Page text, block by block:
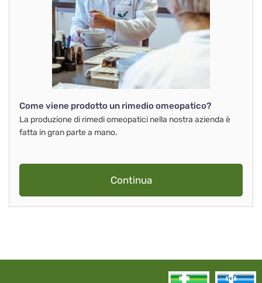
Come viene prodotto un rimedio omeopatico?
La produzione di rimedi omeopatici nella nostra azienda è
fatta in gran parte a mano.
Continua